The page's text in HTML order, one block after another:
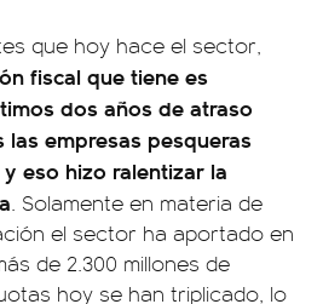
que hoy hace el sector,
fiscal que tiene es
dos años de atraso
empresas pesqueras
eso hizo ralentizar la
. Solamente en materia de
el sector ha aportado en
de 2.300 millones de
hoy se han triplicado, lo